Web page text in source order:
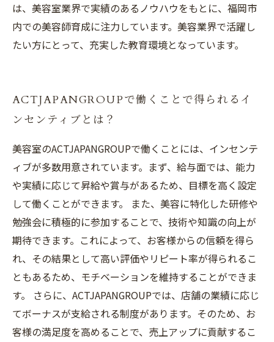
は、美容室業界で実績のあるノウハウをもとに、福岡市
内での美容師育成に注力しています。美容業界で活躍し
たい方にとって、充実した教育環境となっています。
ACTJAPANGROUPで働くことで得られるイ
ンセンティブとは？
美容室のACTJAPANGROUPで働くことには、インセンテ
ィブが多数用意されています。まず、給与面では、能力
や実績に応じて昇給や賞与があるため、目標を高く設定
して働くことができます。 また、美容に特化した研修や
勉強会に積極的に参加することで、技術や知識の向上が
期待できます。これによって、お客様からの信頼を得ら
れ、その結果として高い評価やリピート率が得られるこ
ともあるため、モチベーションを維持することができま
す。 さらに、ACTJAPANGROUPでは、店舗の業績に応じ
てボーナスが支給される制度があります。そのため、お
客様の満足度を高めることで、売上アップに貢献するこ